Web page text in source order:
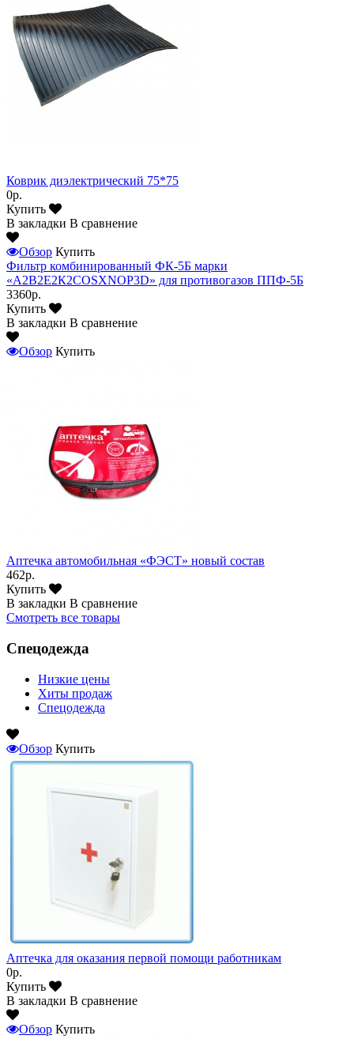
Коврик диэлектрический 75*75
0р.
Купить
В закладки В сравнение
Обзор Купить
Фильтр комбинированный ФК-5Б марки
«А2В2Е2К2СОSXNOР3D» для противогазов ППФ-5Б
3360р.
Купить
В закладки В сравнение
Обзор Купить
Аптечка автомобильная «ФЭСТ» новый состав
462р.
Купить
В закладки В сравнение
Смотреть все товары
Спецодежда
Низкие цены
Хиты продаж
Спецодежда
Обзор Купить
Аптечка для оказания первой помощи работникам
0р.
Купить
В закладки В сравнение
Обзор Купить